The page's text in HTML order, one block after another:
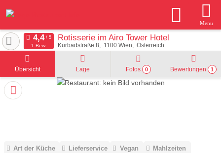
Menu
Rotisserie im Airo Tower Hotel
Kurbadstraße 8 1100 Wien Österreich
1 Bew.
Übersicht Lage Fotos 0 Bewertungen 1
Art der Küche Lieferservice Vegan
Mahlzeiten